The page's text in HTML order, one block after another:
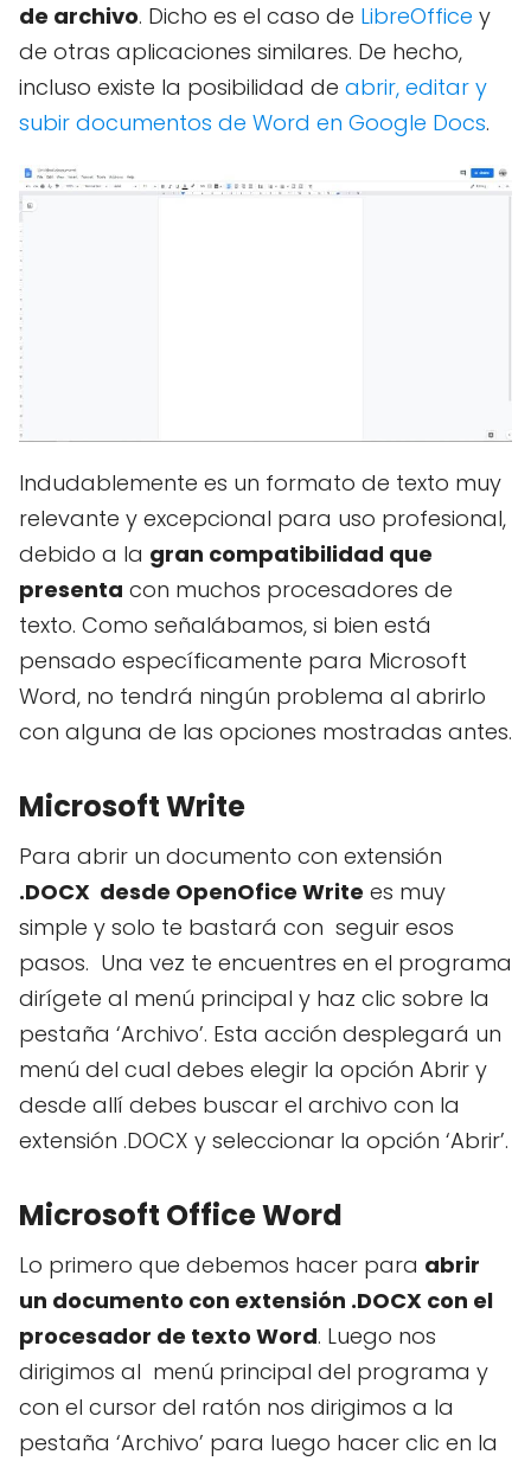
de archivo. Dicho es el caso de LibreOffice y
de otras aplicaciones similares. De hecho,
incluso existe la posibilidad de abrir, editar y
subir documentos de Word en Google Docs.
Indudablemente es un formato de texto muy
relevante y excepcional para uso profesional,
debido a la gran compatibilidad que
presenta con muchos procesadores de
texto. Como señalábamos, si bien está
pensado específicamente para Microsoft
Word, no tendrá ningún problema al abrirlo
con alguna de las opciones mostradas antes.
Microsoft Write
Para abrir un documento con extensión
.DOCX desde OpenOfice Write es muy
simple y solo te bastará con seguir esos
pasos. Una vez te encuentres en el programa
dirígete al menú principal y haz clic sobre la
pestaña ‘Archivo’. Esta acción desplegará un
menú del cual debes elegir la opción Abrir y
desde allí debes buscar el archivo con la
extensión .DOCX y seleccionar la opción ‘Abrir’.
Microsoft Office Word
Lo primero que debemos hacer para abrir
un documento con extensión .DOCX con el
procesador de texto Word. Luego nos
dirigimos al menú principal del programa y
con el cursor del ratón nos dirigimos a la
pestaña ‘Archivo’ para luego hacer clic en la